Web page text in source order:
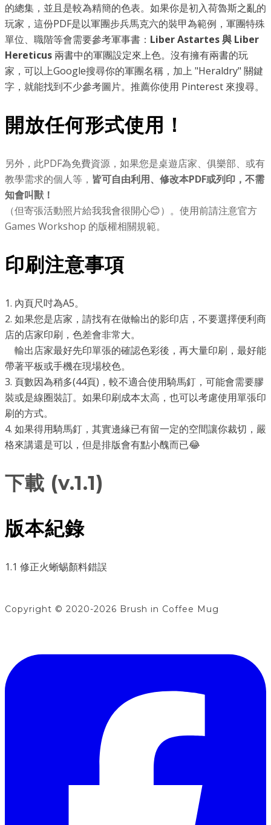
的總集，並且是較為精簡的色表。如果你是初入荷魯斯之亂的
玩家，這份PDF是以軍團步兵馬克六的裝甲為範例，軍團特殊
單位、職階等會需要參考軍事書： Liber Astartes 與 Liber
Hereticus 兩書中的軍團設定來上色。沒有擁有兩書的玩
家，可以上Google搜尋你的軍團名稱，加上 "Heraldry" 關鍵
字，就能找到不少參考圖片。推薦你使用 Pinterest 來搜尋。
開放任何形式使用！
另外，此PDF為免費資源，如果您是桌遊店家、俱樂部、或有
教學需求的個人等， 皆可自由利用、修改本PDF或列印，不需
知會叫獸！
（但寄張活動照片給我我會很開心😊）。使用前請注意官方
Games Workshop 的版權相關規範。
印刷注意事項
1. 內頁尺吋為A5。
2. 如果您是店家，請找有在做輸出的影印店，不要選擇便利商
店的店家印刷，色差會非常大。
​ 輸出店家最好先印單張的確認色彩後，再大量印刷，最好能
帶著平板或手機在現場校色。
3. 頁數因為稍多(44頁)，較不適合使用騎馬釘，可能會需要膠
裝或是線圈裝訂。如果印刷成本太高，也可以考慮使用單張印
刷的方式。
4. 如果得用騎馬釘，其實邊緣已有留一定的空間讓你裁切，嚴
格來講還是可以，但是排版會有點小醜而已😂
下載 (v.1.1)
版本紀錄
1.1 修正火蜥蜴顏料錯誤
Copyright © 2020-2026 Brush in Coffee Mug